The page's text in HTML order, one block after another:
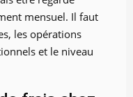
mensuel. Il faut
les opérations
et le niveau